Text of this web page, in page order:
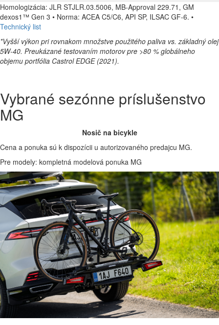
Homologizácia: JLR STJLR.03.5006, MB-Approval 229.71, GM
dexos1™ Gen 3 • Norma: ACEA C5/C6, API SP, ILSAC GF-6. •
Technický list
*Vyšší výkon pri rovnakom množstve použitého paliva vs. základný olej
5W-40. Preukázané testovaním motorov pre >80 % globálneho
objemu portfólia Castrol EDGE (2021).
Vybrané sezónne príslušenstvo
MG
Nosič na bicykle
Cena a ponuka sú k dispozícii u autorizovaného predajcu MG.
Pre modely: kompletná modelová ponuka MG